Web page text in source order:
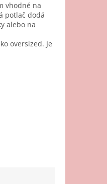
vhodné na
potlač dodá
alebo na
oversized. Je